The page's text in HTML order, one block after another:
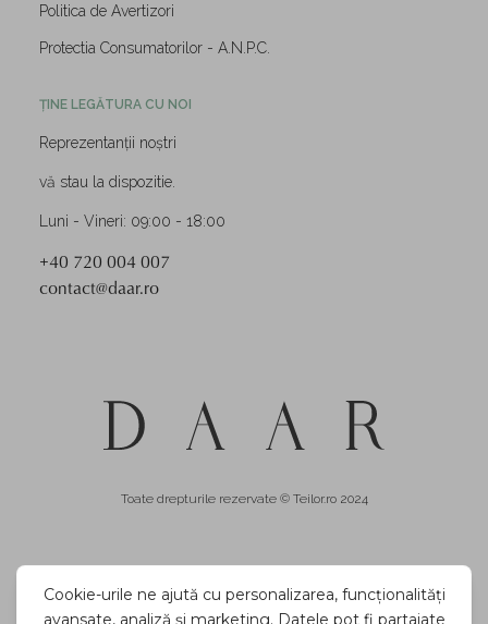
Politica de Avertizori
Protectia Consumatorilor - A.N.P.C.
ȚINE LEGĂTURA CU NOI
Reprezentanții noștri
vă stau la dispozitie.
Luni - Vineri: 09:00 - 18:00
+40 720 004 007
contact@daar.ro
Toate drepturile rezervate © Teilor.ro 2024